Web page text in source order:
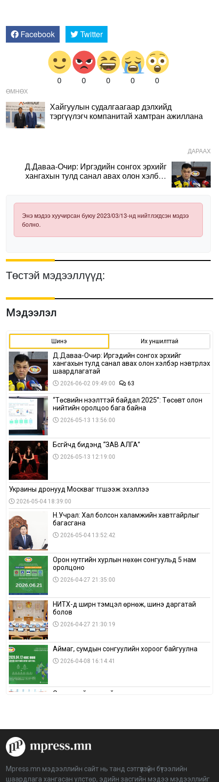
Facebook Twitter
0 0 0 0 0
ӨМНӨХ
Хайгуулын судалгаагаар дэлхийд
тэргүүлэгч компанитай хамтран ажиллана
ДАРААХ
Д.Даваа-Очир: Иргэдийн сонгох эрхийг
хангахын тулд санал авах олон хэлбэр
Энэ мэдээ хуучирсан буюу 2023/03/13-нд нийтлэгдсэн мэдээ
болно.
Төстэй мэдээллүүд:
Мэдээлэл
Шинэ Их уншилттай
Д.Даваа-Очир: Иргэдийн сонгох эрхийг
хангахын тулд санал авах олон хэлбэр нэвтрүүлэх
шаардлагатай
2026-06-02 09:49:00 63
“Төсвийн нээлттэй байдал 2025”: Төсөвт олон
нийтийн оролцоо бага байна
2026-05-13 13:56:00
Бүсгүйчүүд бидэнд “ЗАВ АЛГА”
2026-05-13 12:19:00
Украины дронууд Москваг түгшээж эхэллээ
2026-05-04 18:39:00
Н.Учрал: Хал болсон халамжийн хавтгайрлыг
багасгана
2026-05-04 13:52:42
Орон нутгийн хурлын нөхөн сонгуульд 5 нам
оролцоно
2026-04-27 21:35:00
НИТХ-д ширүүн тэмцэл өрнөж, шинэ даргатай
болов
2026-04-27 21:30:19
Аймаг, сумдын сонгуулийн хороог байгуулна
2026-04-08 16:14:41
Сонгуулийн хуулийн зөрчил, шалгах,
аймагт үргэлжилж байна
Mpress.mn мэдээллийн сайт нь танд сэтгүүлзүйн бүтээлийн
шаардлага хангасан улстөр, эдийн засгийн мэдээ мэдээллийг